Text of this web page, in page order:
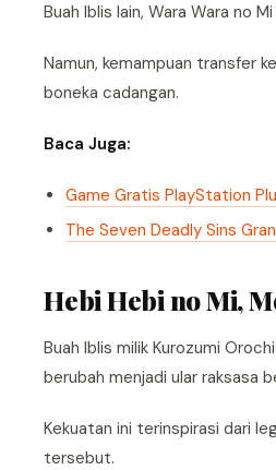
Buah Iblis lain, Wara Wara no
Namun, kemampuan transfer
boneka cadangan.
Baca Juga:
Game Gratis PlayStation
The Seven Deadly Sins
Hebi Hebi no Mi,
Buah Iblis milik Kurozumi
berubah menjadi ular raksasa
Kekuatan ini terinspirasi dari
tersebut.